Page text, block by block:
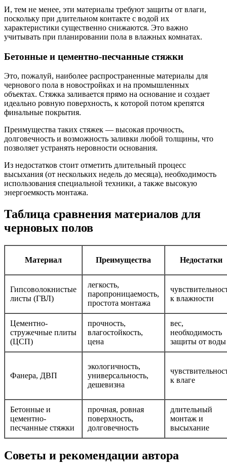
И, тем не менее, эти материалы требуют защиты от влаги,
поскольку при длительном контакте с водой их
характеристики существенно снижаются. Это важно
учитывать при планировании пола в влажных комнатах.
Бетонные и цементно-песчанные стяжки
Это, пожалуй, наиболее распространенные материалы для
чернового пола в новостройках и на промышленных
объектах. Стяжка заливается прямо на основание и создает
идеально ровную поверхность, к которой потом крепятся
финальные покрытия.
Преимущества таких стяжек — высокая прочность,
долговечность и возможность заливки любой толщины, что
позволяет устранять неровности основания.
Из недостатков стоит отметить длительный процесс
высыхания (от нескольких недель до месяца), необходимость
использования специальной техники, а также высокую
энергоемкость монтажа.
Таблица сравнения материалов для
черновых полов
Материал Преимущества Недостатки
Гипсоволокнистые
листы (ГВЛ)
легкость,
паропроницаемость,
простота монтажа
к влажности
Цементно-
стружечные плиты
(ЦСП)
прочность,
влагостойкость,
цена
вес,
необходимость
защиты от воды
Фанера, ДВП
экологичность,
универсальность,
дешевизна
к влаге
Бетонные и
цементно-
песчанные стяжки
прочная, ровная
поверхность,
долговечность
длительный
монтаж и
высыхание
Советы и рекомендации автора